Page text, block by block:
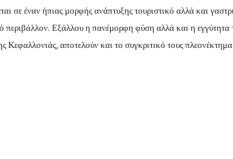
σε έναν ήπιας μορφής ανάπτυξης τουριστικό αλλά και
Εξάλλου η πανέμορφη φύση αλλά και η
Κεφαλλονιάς, αποτελούν και το συγκριτικό τους πλεονέκτημα.